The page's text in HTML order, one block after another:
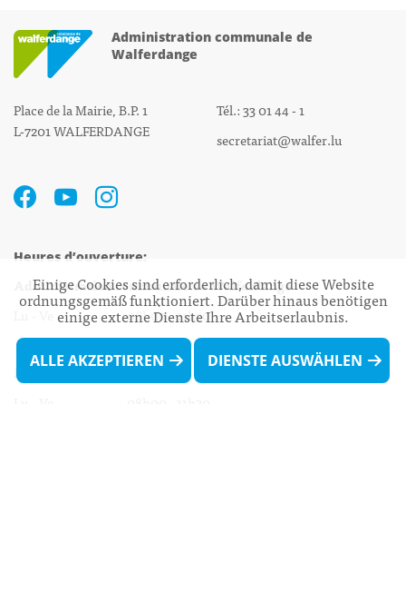
Administration communale de
Walferdange
Place de la Mairie, B.P. 1
L-7201 WALFERDANGE
Tél.: 33 01 44 - 1
secretariat@walfer.lu
Heures d’ouverture:
Administration communale de Walferdange
Lu - Ve 08h00 - 11h30
13h30 - 16h00
Biergercenter
Einige Cookies sind erforderlich, damit diese Website
ordnungsgemäß funktioniert. Darüber hinaus benötigen
einige externe Dienste Ihre Arbeitserlaubnis.
ALLE AKZEPTIEREN DIENSTE AUSWÄHLEN